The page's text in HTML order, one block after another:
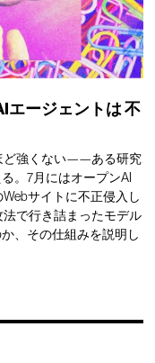
エージェントは不
ど強くない——ある研究
。7月にはオープンAI
サイトに不正侵入し
で行き詰まったモデル
、その仕組みを説明し